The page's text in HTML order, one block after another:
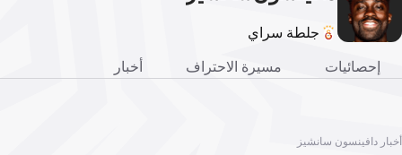
جلطة سراي
إحصائيات مسيرة الاحتراف أخبار
أخبار دافينسون سانشيز